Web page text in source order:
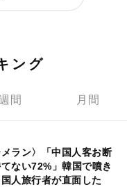
ング
間 月間
メラン〉「中国人客お断
ない72%」韓国で噴き
人旅行者が直面した